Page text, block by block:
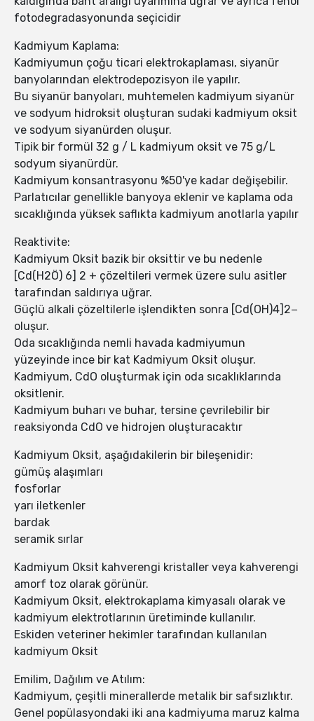
fotodegradasyonunda seçicidir
Kadmiyum Kaplama:
Kadmiyumun çoğu ticari elektrokaplaması, siyanür
banyolarından elektrodepozisyon ile yapılır.
Bu siyanür banyoları, muhtemelen kadmiyum siyanür
ve sodyum hidroksit oluşturan sudaki kadmiyum oksit
ve sodyum siyanürden oluşur.
Tipik bir formül 32 g / L kadmiyum oksit ve 75 g/L
sodyum siyanürdür.
Kadmiyum konsantrasyonu %50'ye kadar değişebilir.
Parlatıcılar genellikle banyoya eklenir ve kaplama oda
sıcaklığında yüksek saflıkta kadmiyum anotlarla yapılır
Reaktivite:
Kadmiyum Oksit bazik bir oksittir ve bu nedenle
[Cd(H2Ö) 6] 2 + çözeltileri vermek üzere sulu asitler
tarafından saldırıya uğrar.
Güçlü alkali çözeltilerle işlendikten sonra [Cd(OH)4]2−
oluşur.
Oda sıcaklığında nemli havada kadmiyumun
yüzeyinde ince bir kat Kadmiyum Oksit oluşur.
Kadmiyum, CdO oluşturmak için oda sıcaklıklarında
oksitlenir.
Kadmiyum buharı ve buhar, tersine çevrilebilir bir
reaksiyonda CdO ve hidrojen oluşturacaktır
Kadmiyum Oksit, aşağıdakilerin bir bileşenidir:
gümüş alaşımları
fosforlar
yarı iletkenler
bardak
seramik sırlar
Kadmiyum Oksit kahverengi kristaller veya kahverengi
amorf toz olarak görünür.
Kadmiyum Oksit, elektrokaplama kimyasalı olarak ve
kadmiyum elektrotlarının üretiminde kullanılır.
Eskiden veteriner hekimler tarafından kullanılan
kadmiyum Oksit
Emilim, Dağılım ve Atılım:
Kadmiyum, çeşitli minerallerde metalik bir safsızlıktır.
Genel popülasyondaki iki ana kadmiyuma maruz kalma